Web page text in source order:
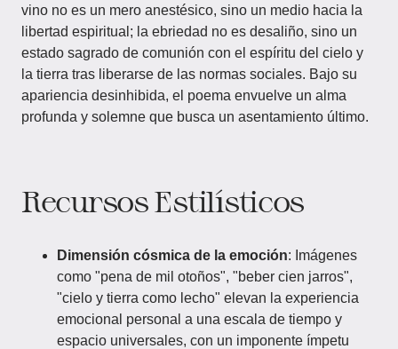
vino no es un mero anestésico, sino un medio hacia la
libertad espiritual; la ebriedad no es desaliño, sino un
estado sagrado de comunión con el espíritu del cielo y
la tierra tras liberarse de las normas sociales. Bajo su
apariencia desinhibida, el poema envuelve un alma
profunda y solemne que busca un asentamiento último.
Recursos Estilísticos
Dimensión cósmica de la emoción: Imágenes
como "pena de mil otoños", "beber cien jarros",
"cielo y tierra como lecho" elevan la experiencia
emocional personal a una escala de tiempo y
espacio universales, con un imponente ímpetu